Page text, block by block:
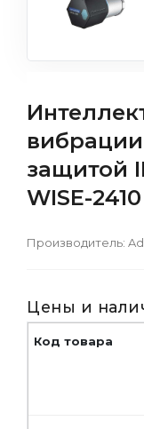
вибрации
защитой
WISE-2410
Производитель:
Цены и